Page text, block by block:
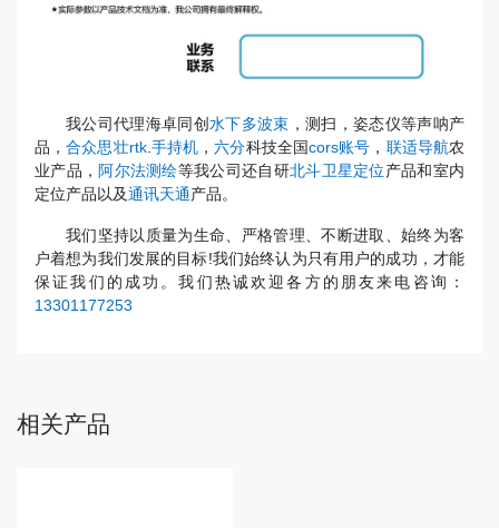
我公司代理海卓同创水下多波束 ，测扫，姿态仪等声呐产
品，合众思壮rtk. 手持机 ，六分科技全国cors账号 ， 联适导航农
业产品，阿尔法测绘等我公司还自研北斗卫星定位产品和室内
定位产品以及通讯天通产品。
我们坚持以质量为生命、严格管理、不断进取、始终为客
户着想为我们发展的目标!我们始终认为只有用户的成功，才能
保证我们的成功。我们热诚欢迎各方的朋友来电咨询：
13301177253
相关产品